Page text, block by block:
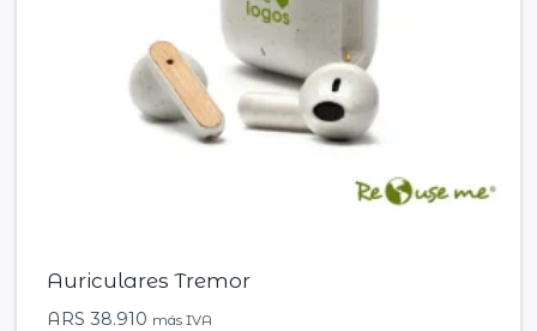
Auriculares Tremor
ARS 38.910 más IVA